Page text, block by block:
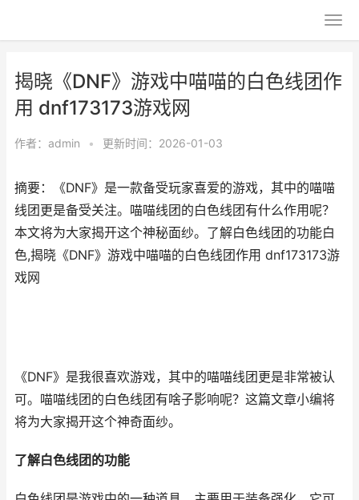
揭晓《DNF》游戏中喵喵的白色线团作
用 dnf173173游戏网
作者： admin • 更新时间：2026-01-03
摘要：《DNF》是一款备受玩家喜爱的游戏，其中的喵喵
线团更是备受关注。喵喵线团的白色线团有什么作用呢？
本文将为大家揭开这个神秘面纱。了解白色线团的功能白
色,揭晓《DNF》游戏中喵喵的白色线团作用 dnf173173游
戏网
《DNF》是我很喜欢游戏，其中的喵喵线团更是非常被认
可。喵喵线团的白色线团有啥子影响呢？这篇文章小编将
将为大家揭开这个神奇面纱。
了解白色线团的功能